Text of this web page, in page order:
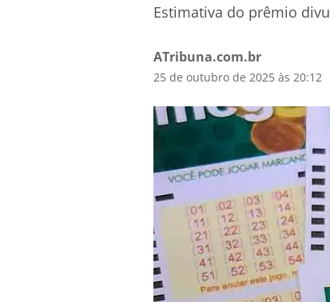
Estimativa do prêmio
ATribuna.com.br
25 de outubro de 2025 às 20:12